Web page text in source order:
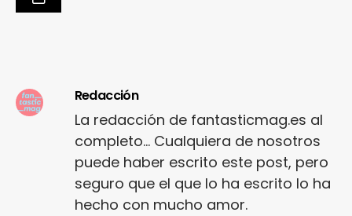
Redacción
La redacción de fantasticmag.es al
completo... Cualquiera de nosotros
puede haber escrito este post, pero
seguro que el que lo ha escrito lo ha
hecho con mucho amor.